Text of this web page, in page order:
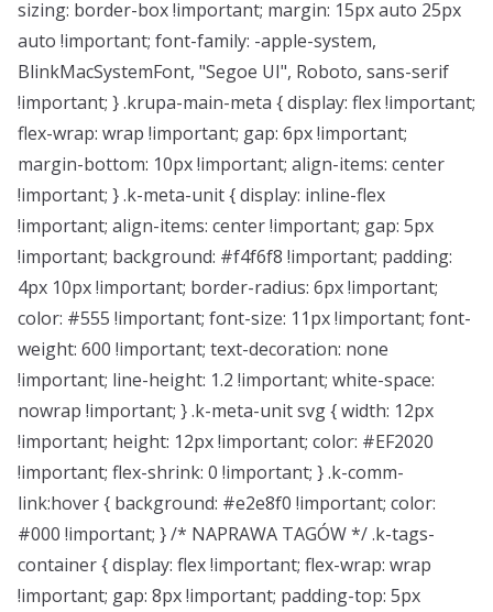
sizing: border-box !important; margin: 15px auto 25px
auto !important; font-family: -apple-system,
BlinkMacSystemFont, "Segoe UI", Roboto, sans-serif
!important; } .krupa-main-meta { display: flex !important;
flex-wrap: wrap !important; gap: 6px !important;
margin-bottom: 10px !important; align-items: center
!important; } .k-meta-unit { display: inline-flex
!important; align-items: center !important; gap: 5px
!important; background: #f4f6f8 !important; padding:
4px 10px !important; border-radius: 6px !important;
color: #555 !important; font-size: 11px !important; font-
weight: 600 !important; text-decoration: none
!important; line-height: 1.2 !important; white-space:
nowrap !important; } .k-meta-unit svg { width: 12px
!important; height: 12px !important; color: #EF2020
!important; flex-shrink: 0 !important; } .k-comm-
link:hover { background: #e2e8f0 !important; color:
#000 !important; } /* NAPRAWA TAGÓW */ .k-tags-
container { display: flex !important; flex-wrap: wrap
!important; gap: 8px !important; padding-top: 5px